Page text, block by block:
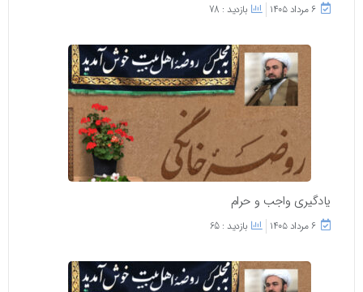
۶ مرداد ۱۴۰۵ بازدید : 78
یادگیری واجب و حرام
۶ مرداد ۱۴۰۵ بازدید : 65